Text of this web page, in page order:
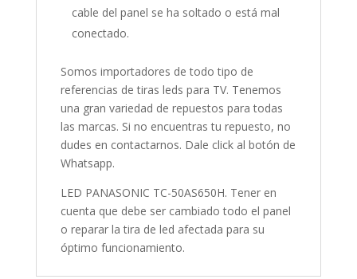
cable del panel se ha soltado o está mal
conectado.
Somos importadores de todo tipo de
referencias de tiras leds para TV. Tenemos
una gran variedad de repuestos para todas
las marcas. Si no encuentras tu repuesto, no
dudes en contactarnos. Dale click al botón de
Whatsapp.
LED PANASONIC TC-50AS650H. Tener en
cuenta que debe ser cambiado todo el panel
o reparar la tira de led afectada para su
óptimo funcionamiento.